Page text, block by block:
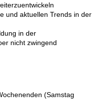
und aktuellen Trends in der
in der
nicht zwingend
(Samstag